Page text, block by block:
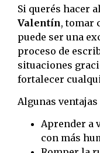
Si querés hacer
Valentín, tomar
puede ser una
proceso de
situaciones
fortalecer
Algunas
Aprender a
con más